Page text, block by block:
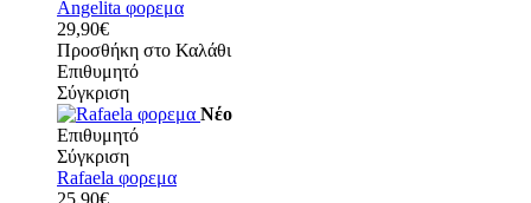
Angelita φορεμα
29,90€
Προσθήκη στο Καλάθι
Επιθυμητό
Σύγκριση
Νέο
Επιθυμητό
Σύγκριση
Rafaela φορεμα
25,90€